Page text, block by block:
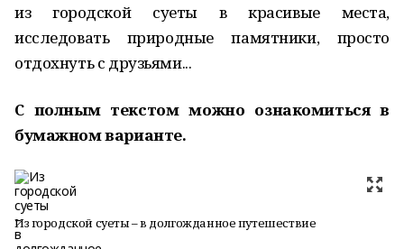
из городской суеты в красивые места,
исследовать природные памятники, просто
отдохнуть с друзьями...
С полным текстом можно ознакомиться в
бумажном варианте.
Из городской суеты – в долгожданное путешествие